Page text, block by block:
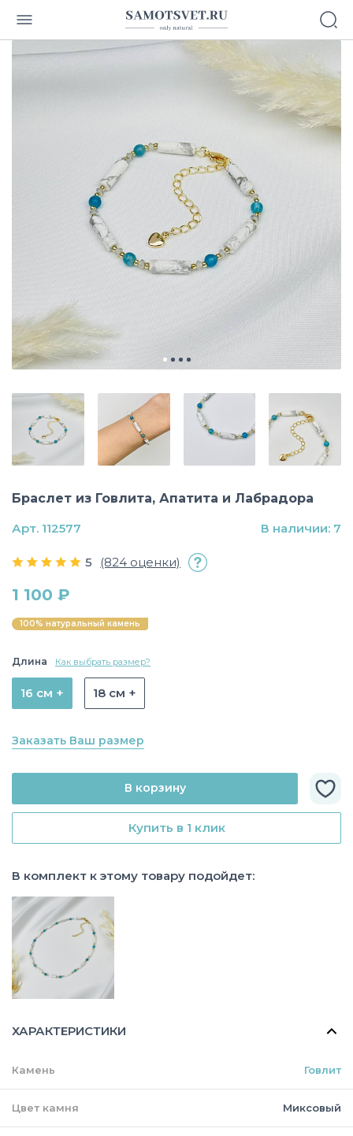
Браслет из Говлита, Апатита и Лабрадора
5 (824 оценки)
1 100 ₽
100% натуральный камень
Длина Как выбрать размер?
16 см + 18 см +
Заказать Ваш размер
Купить в 1 клик
В корзину
В комплект к этому товару подойдет:
Арт. 112577 В наличии: 7
ХАРАКТЕРИСТИКИ
Камень Говлит
Цвет камня Миксовый